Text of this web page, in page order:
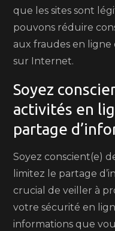
que les sites sont
pouvons réduire
aux fraudes en
sur Internet.
Soyez
activités en
partage
Soyez conscient(e)
limitez le partage
crucial de veiller à
votre sécurité en
informations que